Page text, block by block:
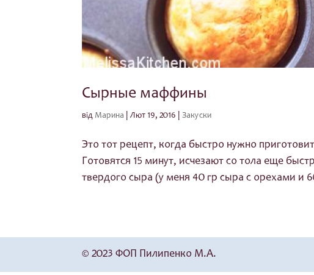
Сырные маффины
від Марина |Лют 19, 2016 |Закуски
Это тот рецепт, когда быстро нужно
Готовятся 15 минут, исчезают со тола еще
твердого сыра (у меня 40 гр сыра с орехами и
© 2023 ФОП Пилипенко М.А.